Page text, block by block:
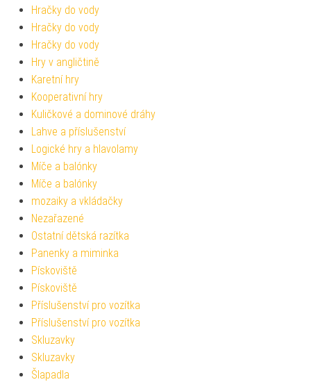
Hračky do vody
Hračky do vody
Hračky do vody
Hry v angličtině
Karetní hry
Kooperativní hry
Kuličkové a dominové dráhy
Lahve a příslušenství
Logické hry a hlavolamy
Míče a balónky
Míče a balónky
mozaiky a vkládačky
Nezařazené
Ostatní dětská razítka
Panenky a miminka
Pískoviště
Pískoviště
Příslušenství pro vozítka
Příslušenství pro vozítka
Skluzavky
Skluzavky
Šlapadla